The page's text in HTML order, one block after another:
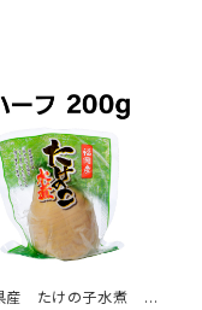
産 たけの子水煮 ハ